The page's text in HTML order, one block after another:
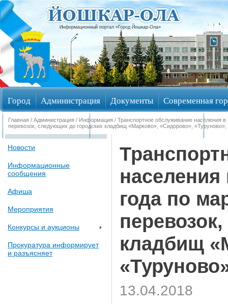
Информационный портал «Город Йошкар-Ола»
Город Администрация Документы Современная
Обращения граждан Общественные обсуждения
Главная / Администрация / Информация / Транспортное обслуживание населения
перевозок, следующих до городских кладбищ «Марково», «Сидорово», «Туруново»,
Новости
Информационные
сообщения
Афиша
Мероприятия
Конкурсы и аукционы
Прокуратура информирует
и разъясняет
населения
года по
кладбищ
13.04.2018